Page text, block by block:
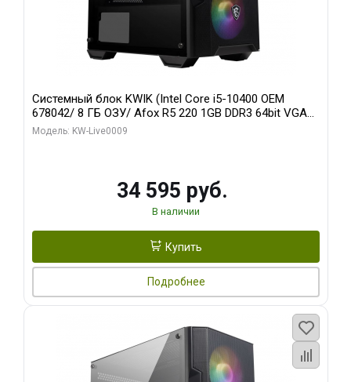
Системный блок KWIK (Intel Core i5-10400 OEM
678042/ 8 ГБ ОЗУ/ Afox R5 220 1GB DDR3 64bit VGA
DVI HDMI 1FAN LP RTL / 128 ГБ SSD)
Модель: KW-Live0009
34 595 руб.
В наличии
Купить
Подробнее